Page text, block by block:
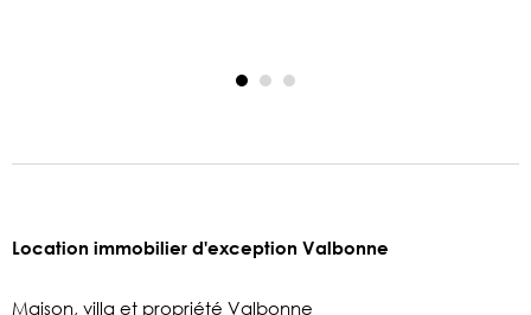
Location immobilier d'exception Valbonne
Maison, villa et propriété Valbonne